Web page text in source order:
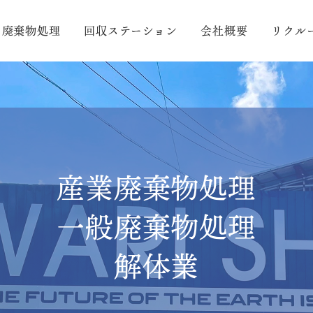
廃棄物処理 回収ステーション 会社概要 リクル
産業廃棄物処理
一般廃棄物処理
解体業